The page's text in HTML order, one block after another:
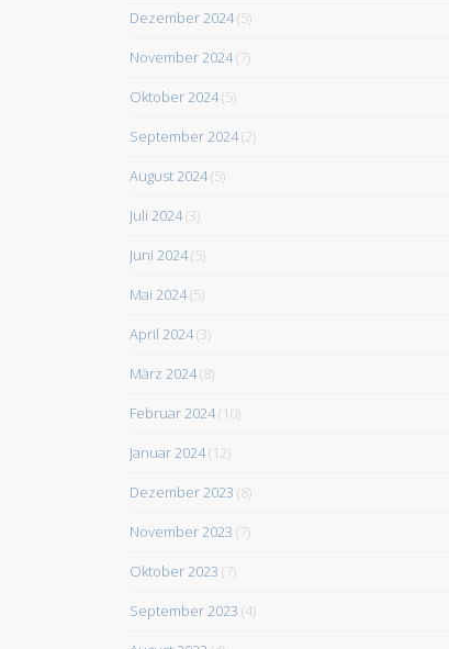
Dezember 2024(5)
November 2024(7)
Oktober 2024(5)
September 2024(2)
August 2024(5)
Juli 2024(3)
Juni 2024(5)
Mai 2024(5)
April 2024(3)
März 2024(8)
Februar 2024(10)
Januar 2024(12)
Dezember 2023 (8)
November 2023 (7)
Oktober 2023 (7)
September 2023 (4)